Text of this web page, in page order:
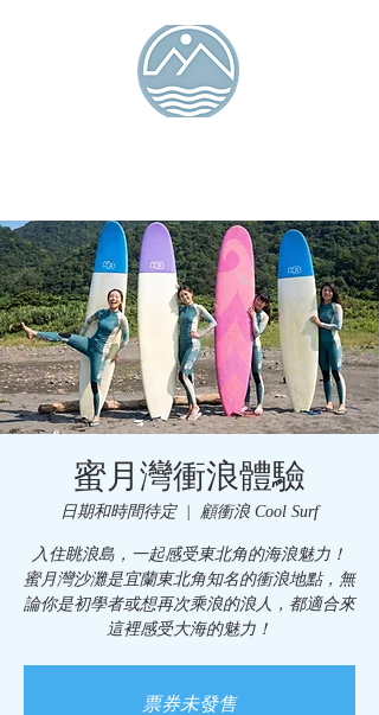
蜜月灣衝浪體驗
日期和時間待定
  |
顧衝浪 Cool Surf
入住眺浪島，一起感受東北角的海浪魅力！
蜜月灣沙灘是宜蘭東北角知名的衝浪地點，無
論你是初學者或想再次乘浪的浪人，都適合來
這裡感受大海的魅力！
票券未發售